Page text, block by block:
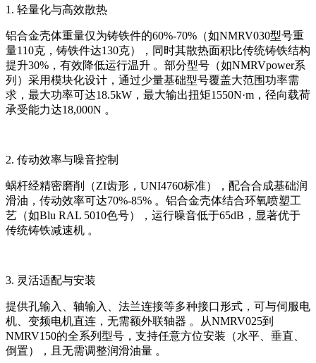
1. 轻量化与高效散热
铝合金壳体重量仅为铸铁件的60%-70%（如NMRV030型号重
量110克，铸铁件达130克），同时其散热面积比传统铸铁结构
提升30%，有效降低运行温升 。部分型号（如NMRVpower系
列）采用模块化设计，通过少量基础型号覆盖大范围功率需
求，最大功率可达18.5kW，最大输出扭矩1550N·m，径向载荷
承受能力达18,000N 。
2. 传动效率与噪音控制
蜗杆经精密磨削（ZI齿形，UNI4760标准），配合合成基础润
滑油，传动效率可达70%-85% 。铝合金壳体结合环氧喷塑工
艺（如Blu RAL 5010色号），运行噪音低于65dB，显著优于
传统铸铁减速机 。
3. 灵活适配与安装
提供孔输入、轴输入、法兰连接等多种接口形式，可与伺服电
机、变频电机直连，无需额外联轴器 。从NMRV025到
NMRV150的全系列型号，支持任意方位安装（水平、垂直、
倒置），且无需调整润滑油量 。